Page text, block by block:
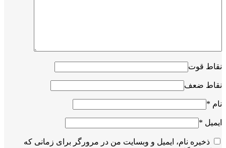
نقاط قوت
نقاط ضعف
نام *
ایمیل *
ذخیره نام، ایمیل و وبسایت من در مرورگر برای زمانی که